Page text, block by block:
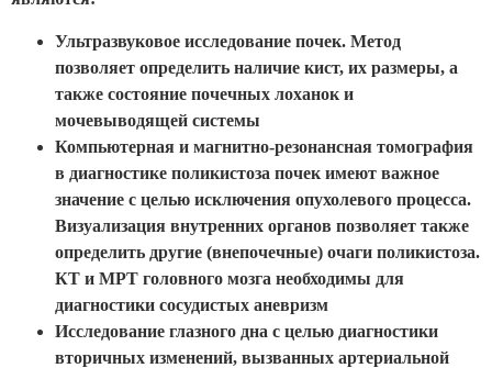
Ультразвуковое исследование почек. Метод
позволяет определить наличие кист, их размеры, а
также состояние почечных лоханок и
мочевыводящей системы
Компьютерная и магнитно-резонансная томография
в диагностике поликистоза почек имеют важное
значение с целью исключения опухолевого процесса.
Визуализация внутренних органов позволяет также
определить другие (внепочечные) очаги поликистоза.
КТ и МРТ головного мозга необходимы для
диагностики сосудистых аневризм
Исследование глазного дна с целью диагностики
вторичных изменений, вызванных артериальной